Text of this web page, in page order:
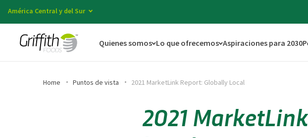
América Central y del Sur
Quienes somos Lo que ofrecemos Aspiraciones para 2030
Home Puntos de vista 2021 MarketLink Report: Globally Local
2021